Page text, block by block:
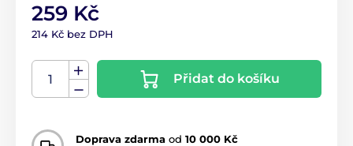
259 Kč
214 Kč bez DPH
Přidat do košíku
Doprava zdarma od 10 000 Kč